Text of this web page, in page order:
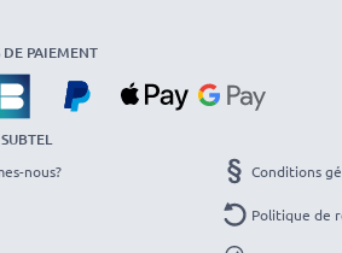
DE PAIEMENT
nous? Conditions
Politique de